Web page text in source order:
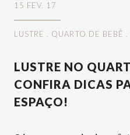
15 FEV. 17
LUSTRE QUARTO DE BEBÊ
LUSTRE NO
CONFIRA DICAS
ESPAÇO!